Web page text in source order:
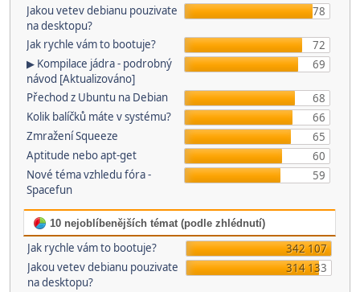
Jakou vetev debianu pouzivate
na desktopu?
78
Jak rychle vám to bootuje?
72
▶ Kompilace jádra - podrobný
návod [Aktualizováno]
69
Přechod z Ubuntu na Debian
68
Kolik balíčků máte v systému?
66
Zmražení Squeeze
65
Aptitude nebo apt-get
60
Nové téma vzhledu fóra -
Spacefun
59
10 nejoblíbenějších témat (podle zhlédnutí)
Jak rychle vám to bootuje?
342 107
Jakou vetev debianu pouzivate
na desktopu?
314 133